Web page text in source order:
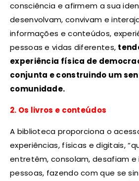
consciência e afirmem a sua
desenvolvam, convivam e
informações e conteúdos,
pessoas e vidas diferentes,
experiência física de
conjunta e construindo um
comunidade.
2. Os livros e conteúdos
A biblioteca proporciona o
experiências, físicas e digitais,
entretêm, consolam, desafiam e
pessoas, fazendo com que se